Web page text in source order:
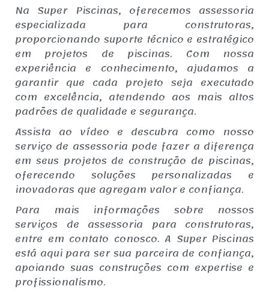
Na Super Piscinas, oferecemos assessoria
especializada para construtoras,
proporcionando suporte técnico e estratégico
em projetos de piscinas. Com nossa
experiência e conhecimento, ajudamos a
garantir que cada projeto seja executado
com excelência, atendendo aos mais altos
padrões de qualidade e segurança.
Assista ao vídeo e descubra como nosso
serviço de assessoria pode fazer a diferença
em seus projetos de construção de piscinas,
oferecendo soluções personalizadas e
inovadoras que agregam valor e confiança.
Para mais informações sobre nossos
serviços de assessoria para construtoras,
entre em contato conosco. A Super Piscinas
está aqui para ser sua parceira de confiança,
apoiando suas construções com expertise e
profissionalismo.